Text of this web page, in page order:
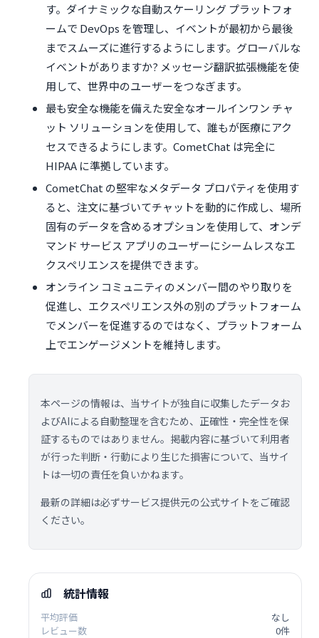
す。ダイナミックな自動スケーリング プラットフォ
ームで DevOps を管理し、イベントが最初から最後
までスムーズに進行するようにします。グローバルな
イベントがありますか? メッセージ翻訳拡張機能を使
用して、世界中のユーザーをつなぎます。
最も安全な機能を備えた安全なオールインワン チャ
ット ソリューションを使用して、誰もが医療にアク
セスできるようにします。CometChat は完全に
HIPAA に準拠しています。
CometChat の堅牢なメタデータ プロパティを使用す
ると、注文に基づいてチャットを動的に作成し、場所
固有のデータを含めるオプションを使用して、オンデ
マンド サービス アプリのユーザーにシームレスなエ
クスペリエンスを提供できます。
オンライン コミュニティのメンバー間のやり取りを
促進し、エクスペリエンス外の別のプラットフォーム
でメンバーを促進するのではなく、プラットフォーム
上でエンゲージメントを維持します。
本ページの情報は、当サイトが独自に収集したデータお
よびAIによる自動整理を含むため、正確性・完全性を保
証するものではありません。掲載内容に基づいて利用者
が行った判断・行動により生じた損害について、当サイ
トは一切の責任を負いかねます。
最新の詳細は必ずサービス提供元の公式サイトをご確認
ください。
統計情報
平均評価
なし
レビュー数
0件